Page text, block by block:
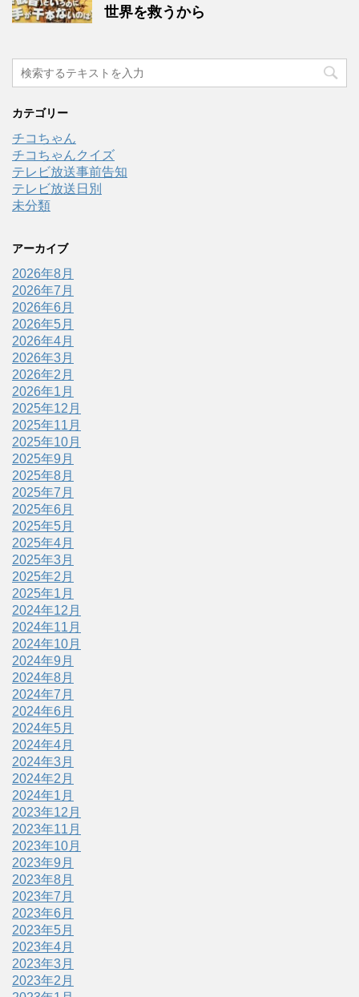
世界を救うから
カテゴリー
チコちゃん
チコちゃんクイズ
テレビ放送事前告知
テレビ放送日別
未分類
アーカイブ
2026年8月
2026年7月
2026年6月
2026年5月
2026年4月
2026年3月
2026年2月
2026年1月
2025年12月
2025年11月
2025年10月
2025年9月
2025年8月
2025年7月
2025年6月
2025年5月
2025年4月
2025年3月
2025年2月
2025年1月
2024年12月
2024年11月
2024年10月
2024年9月
2024年8月
2024年7月
2024年6月
2024年5月
2024年4月
2024年3月
2024年2月
2024年1月
2023年12月
2023年11月
2023年10月
2023年9月
2023年8月
2023年7月
2023年6月
2023年5月
2023年4月
2023年3月
2023年2月